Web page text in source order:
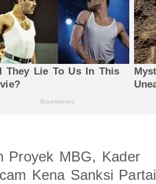
Proyek MBG, Kader
Kena Sanksi Partai